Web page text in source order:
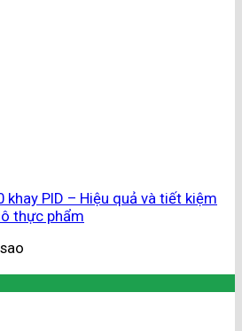
khay PID – Hiệu quả và tiết kiệm
thực phẩm